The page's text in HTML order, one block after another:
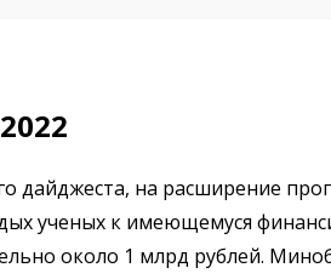
на расширение
ученых к имеющемуся
около 1 млрд рублей.